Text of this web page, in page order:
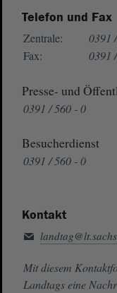
Telefon und Fax
Zentrale:
0391
Fax:
0391
Presse- und
0391 / 560 - 0
Besucherdienst
0391 / 560 - 0
Kontakt
Mit diesem
Landtags eine